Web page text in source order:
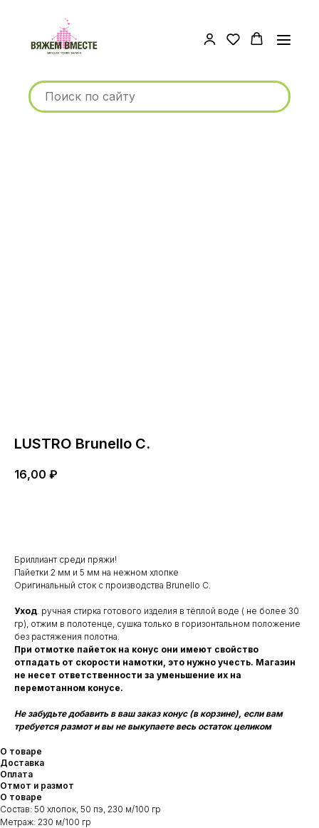
LUSTRO Brunello C.
16,00 ₽
Бриллиант среди пряжи!
Пайетки 2 мм и 5 мм на нежном хлопке
Оригинальный сток с производства Brunello C.
Уход . ручная стирка готового изделия в тёплой воде ( не более 30
гр), отжим в полотенце, сушка только в горизонтальном положение
без растяжения полотна.
При отмотке пайеток на конус они имеют свойство
отпадать от скорости намотки, это нужно учесть. Магазин
не несет ответственности за уменьшение их на
перемотанном конусе.
Не забудьте добавить в ваш заказ конус (в корзине), если вам
требуется размот и вы не выкупаете весь остаток целиком
О товаре
Доставка
Оплата
Отмот и размот
О товаре
Состав: 50 хлопок, 50 пэ, 230 м/100 гр
Метраж: 230 м/100 гр